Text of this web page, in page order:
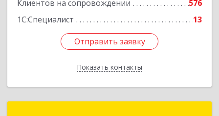
Клиентов на сопровождении
576
1С:Специалист
13
Отправить заявку
Показать контакты
Отправить заявку
Назад